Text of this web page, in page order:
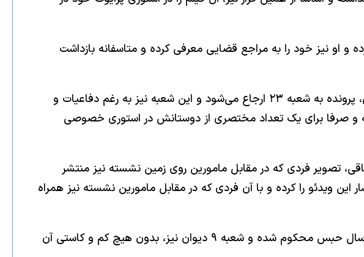
او نیز خود را به مراجع قضایی معرفی کرده و متاسفانه بازداشت
تحقیقات در شعبه سوم بازپرسی در پرونده موکلم انجام می‌شود و برای او قرار صادر می‌شود. سپس، پرونده به شعبه ۲۳ ارجاع می‌شود و این شعبه نیز به رغم دفاعیات و
و صرفا برای یک تعداد مختصری از دوستانش در استوری خصوصی
تصویر فردی که در مقابل مامورین روی زمین نشسته نیز منتشر
این ویدئو را کرده و با آن فردی که در مقابل مامورین نشسته نیز همراه
پیرو این مسئله نیز، موکلم؛ مستند به قانون تشدید مجازات جاسوسی و همکاری با اسرائیل به ۱۰ سال حبس محکوم شده و شعبه ۹ دیوان نیز، بدون هیچ کم و کاستی آن